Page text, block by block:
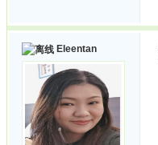
Eleentan